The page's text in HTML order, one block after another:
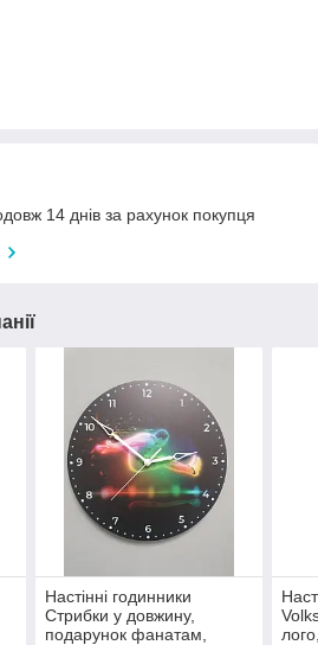
14 днів за рахунок покупця
Настінні годинники
Стрибки у довжину,
подарунок фанатам,